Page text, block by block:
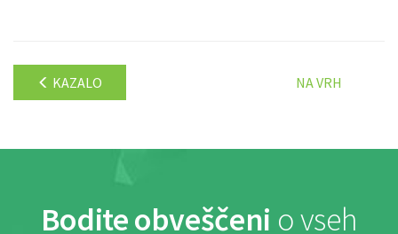
KAZALO NA VRH
Bodite obveščeni o vseh